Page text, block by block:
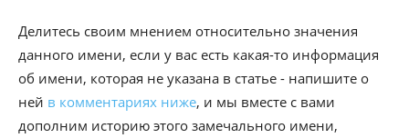
Делитесь своим мнением относительно значения
данного имени, если у вас есть какая-то информация
об имени, которая не указана в статье - напишите о
ней в комментариях ниже, и мы вместе с вами
дополним историю этого замечального имени,